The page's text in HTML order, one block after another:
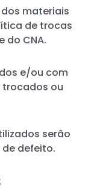
materiais
de trocas
do CNA.
e/ou com
trocados ou
serão
defeito.